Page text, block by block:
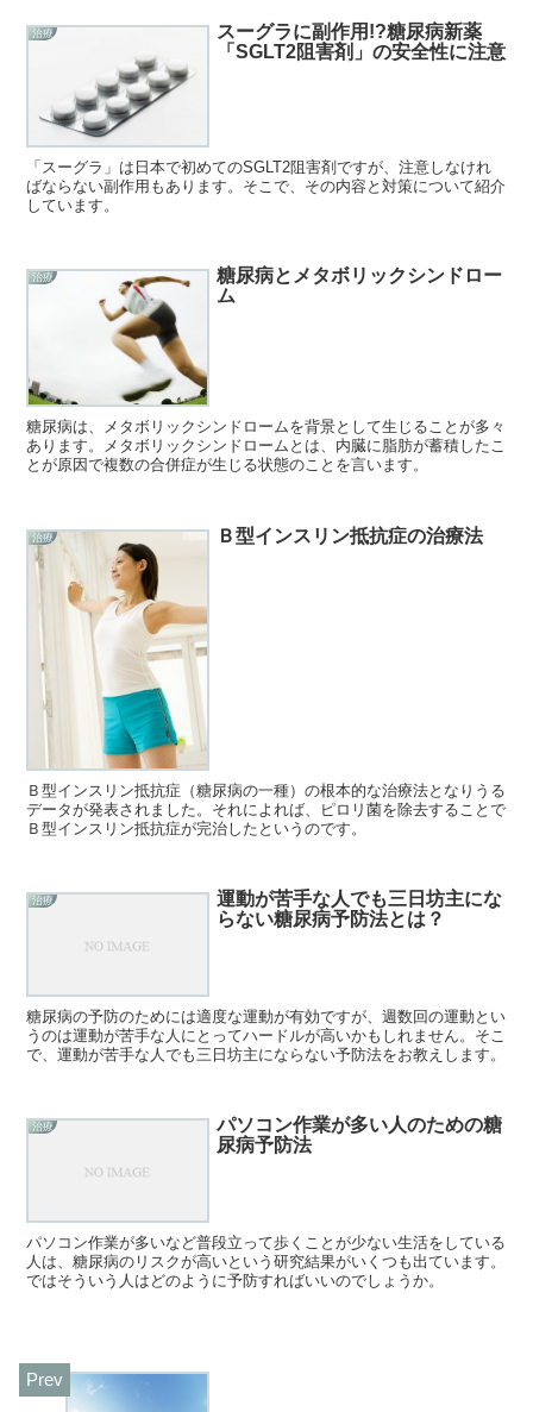
治療
スーグラに副作用!?糖尿病新薬
「SGLT2阻害剤」の安全性に注意
「スーグラ」は日本で初めてのSGLT2阻害剤ですが、注意しなけれ
ばならない副作用もあります。そこで、その内容と対策について紹介
しています。
治療
糖尿病とメタボリックシンドロー
ム
糖尿病は、メタボリックシンドロームを背景として生じることが多々
あります。メタボリックシンドロームとは、内臓に脂肪が蓄積したこ
とが原因で複数の合併症が生じる状態のことを言います。
治療 Ｂ型インスリン抵抗症の治療法
Ｂ型インスリン抵抗症（糖尿病の一種）の根本的な治療法となりうる
データが発表されました。それによれば、ピロリ菌を除去することで
Ｂ型インスリン抵抗症が完治したというのです。
治療
運動が苦手な人でも三日坊主にな
らない糖尿病予防法とは？
糖尿病の予防のためには適度な運動が有効ですが、週数回の運動とい
うのは運動が苦手な人にとってハードルが高いかもしれません。そこ
で、運動が苦手な人でも三日坊主にならない予防法をお教えします。
治療
パソコン作業が多い人のための糖
尿病予防法
パソコン作業が多いなど普段立って歩くことが少ない生活をしている
人は、糖尿病のリスクが高いという研究結果がいくつも出ています。
ではそういう人はどのように予防すればいいのでしょうか。